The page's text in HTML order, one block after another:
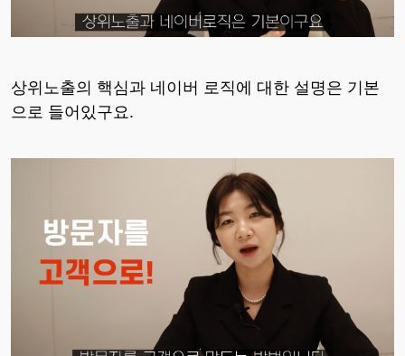
상위노출의 핵심과 네이버 로직에 대한 설명은 기본
으로 들어있구요.